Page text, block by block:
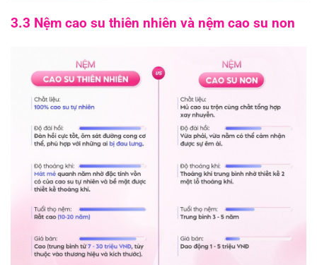
3.3 Nệm cao su thiên nhiên và nệm cao su non